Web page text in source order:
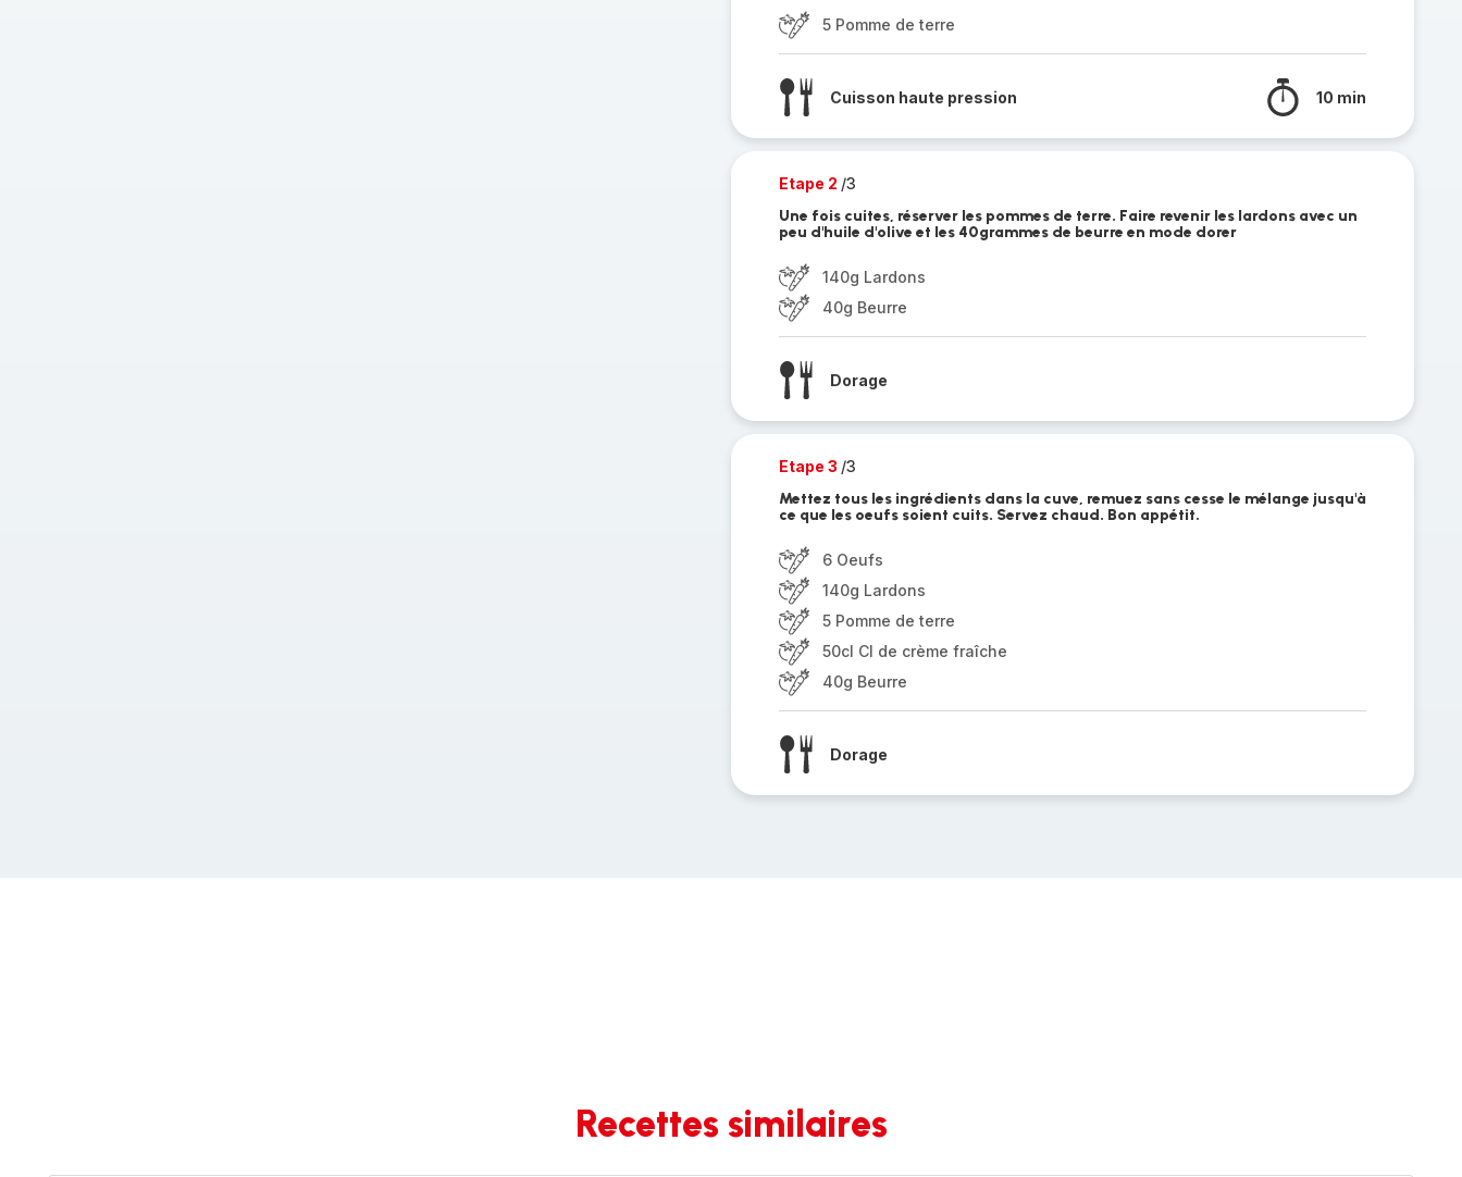
5 Pomme de terre
Cuisson haute pression 10 min
Etape 2 /3
Une fois cuites, réserver les pommes de terre. Faire revenir les lardons avec un
peu d'huile d'olive et les 40grammes de beurre en mode dorer
140g Lardons
40g Beurre
Dorage
Etape 3 /3
Mettez tous les ingrédients dans la cuve, remuez sans cesse le mélange jusqu'à
ce que les oeufs soient cuits. Servez chaud. Bon appétit.
6 Oeufs
140g Lardons
5 Pomme de terre
50cl Cl de crème fraîche
40g Beurre
Dorage
Recettes similaires